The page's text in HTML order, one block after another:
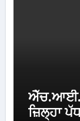
ਜ਼ਿਲ੍ਹਾ